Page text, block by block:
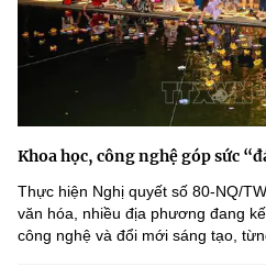
Khoa học, công nghệ góp sức
Thực hiện Nghị quyết số 80-NQ/
văn hóa, nhiều địa phương đang
công nghệ và đổi mới sáng tạo,